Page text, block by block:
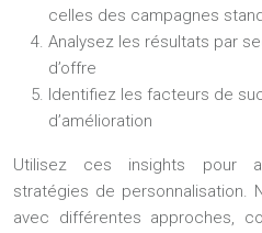
celles des campagnes
Analysez les résultats par
d’offre
Identifiez les facteurs de
d’amélioration
Utilisez ces insights pour
stratégies de personnalisation.
avec différentes approches,